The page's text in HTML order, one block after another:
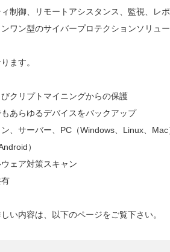
制御、リモートアシスタンス、監視、レ
ワン型のサイバープロテクションソリュ
ます。
クリプトマイニングからの保護
もあらゆるデバイスをバックアップ
サーバー、PC（Windows、Linux、Mac
）
ェア対策スキャン
有
い内容は、以下のページをご覧下さい。